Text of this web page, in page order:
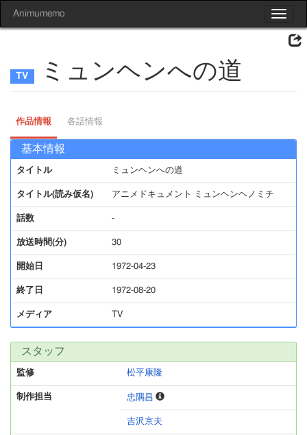
Toggle
Animumemo
ミュンヘンへの道
作品情報 各話情報
基本情報
タイトル ミュンヘンへの道
タイトル(読み仮名) アニメドキュメント ミュンヘンヘノミチ
話数 -
放送時間(分) 30
開始日 1972-04-23
終了日 1972-08-20
メディア TV
スタッフ
監修 松平康隆
制作担当 忠隅昌
吉沢京夫